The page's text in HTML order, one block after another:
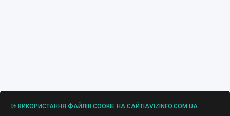
🍪 ВИКОРИСТАННЯ ФАЙЛІВ COOKIE НА САЙТІAVIZINFO.COM.UA